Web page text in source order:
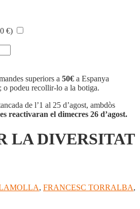
€)
superiors a 50€ a Espanya
o podeu recollir-lo a la botiga.
de l’1 al 25 d’agost, ambdòs
reactivaran el dimecres 26 d’agost.
LA DIVERSITAT
, FRANCESC TORRALBA,